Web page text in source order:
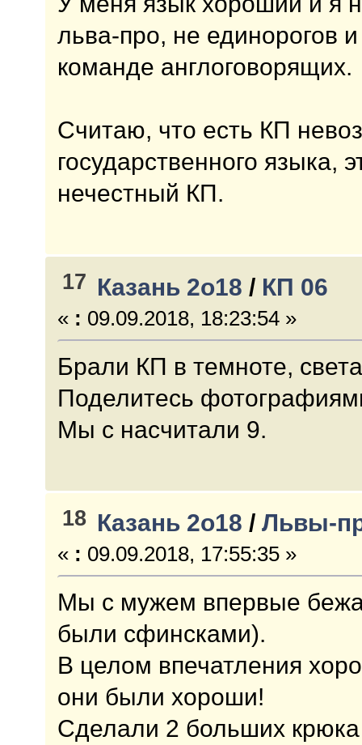
льва-про, не единорогов
команде англоговорящих.
Считаю, что есть КП
государственного языка,
нечестный КП.
17 Казань 2о18 / КП 06
« : 09.09.2018, 18:23:54 »
Брали КП в темноте,
Поделитесь
Мы с насчитали 9.
18 Казань 2о18 /Львы-
« : 09.09.2018, 17:55:35 »
Мы с мужем впервые
были сфинсками).
В целом впечатления
они были хороши!
Сделали 2 больших крюка